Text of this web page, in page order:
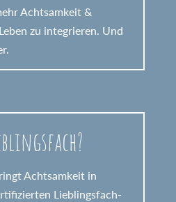
Achtsamkeit &
zu integrieren. Und
Achtsamkeit in
Lieblingsfach-